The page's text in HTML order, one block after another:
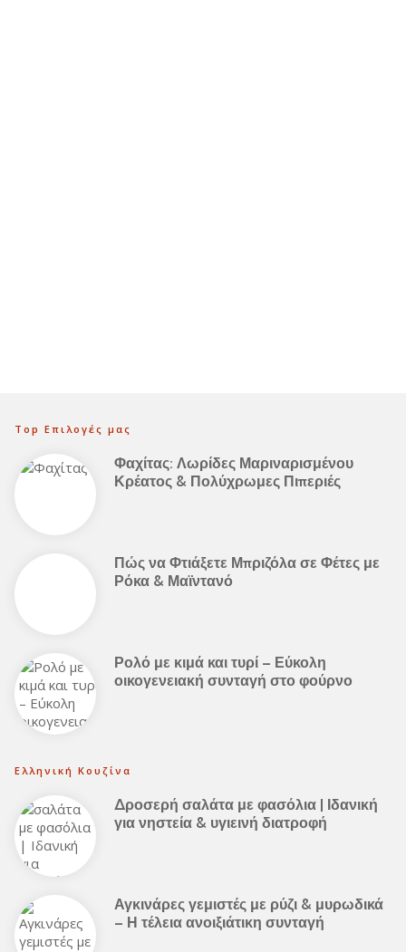
Top Επιλογές μας
Φαχίτας: Λωρίδες Μαριναρισμένου
Κρέατος & Πολύχρωμες Πιπεριές
Πώς να Φτιάξετε Μπριζόλα σε Φέτες με
Ρόκα & Μαϊντανό
Ρολό με κιμά και τυρί – Εύκολη
οικογενειακή συνταγή στο φούρνο
Ελληνική Κουζίνα
Δροσερή σαλάτα με φασόλια | Ιδανική
για νηστεία & υγιεινή διατροφή
Αγκινάρες γεμιστές με ρύζι & μυρωδικά
– Η τέλεια ανοιξιάτικη συνταγή